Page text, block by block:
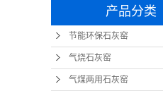
产品分类
节能环保石灰窑
气烧石灰窑
气煤两用石灰窑